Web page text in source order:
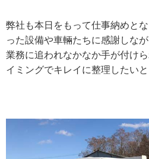
弊社も本日をもって仕事納めと
った設備や車輛たちに感謝しな
業務に追われなかなか手が付け
イミングでキレイに整理したい